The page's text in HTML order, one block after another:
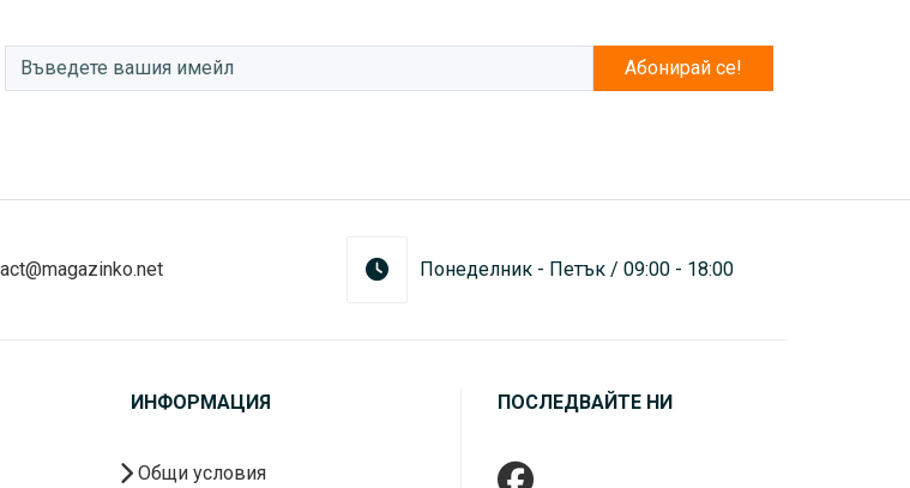
Абонирай се!
Понеделник - Петък / 09:00 - 18:00
ИНФОРМАЦИЯ
Общи условия
ПОСЛЕДВАЙТЕ НИ